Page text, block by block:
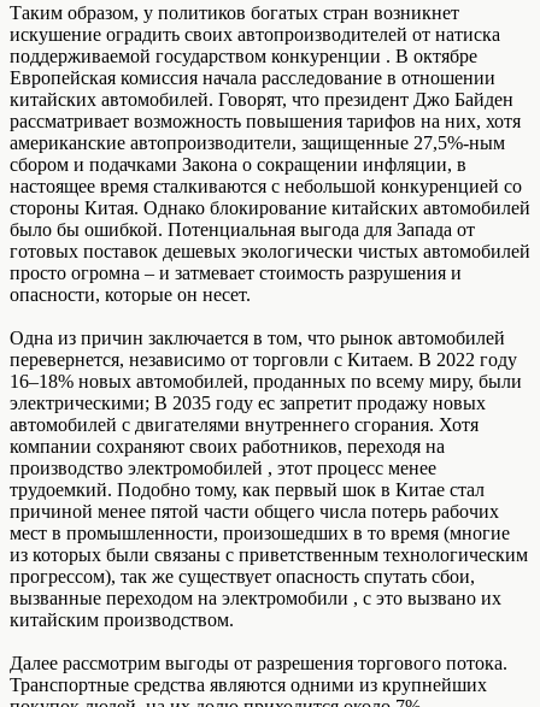
Таким образом, у политиков богатых стран возникнет
искушение оградить своих автопроизводителей от натиска
поддерживаемой государством конкуренции . В октябре
Европейская комиссия начала расследование в отношении
китайских автомобилей. Говорят, что президент Джо Байден
рассматривает возможность повышения тарифов на них, хотя
американские автопроизводители, защищенные 27,5%-ным
сбором и подачками Закона о сокращении инфляции, в
настоящее время сталкиваются с небольшой конкуренцией со
стороны Китая. Однако блокирование китайских автомобилей
было бы ошибкой. Потенциальная выгода для Запада от
готовых поставок дешевых экологически чистых автомобилей
просто огромна – и затмевает стоимость разрушения и
опасности, которые он несет.
Одна из причин заключается в том, что рынок автомобилей
перевернется, независимо от торговли с Китаем. В 2022 году
16–18% новых автомобилей, проданных по всему миру, были
электрическими; В 2035 году ес запретит продажу новых
автомобилей с двигателями внутреннего сгорания. Хотя
компании сохраняют своих работников, переходя на
производство электромобилей , этот процесс менее
трудоемкий. Подобно тому, как первый шок в Китае стал
причиной менее пятой части общего числа потерь рабочих
мест в промышленности, произошедших в то время (многие
из которых были связаны с приветственным технологическим
прогрессом), так же существует опасность спутать сбои,
вызванные переходом на электромобили , с это вызвано их
китайским производством.
Далее рассмотрим выгоды от разрешения торгового потока.
Транспортные средства являются одними из крупнейших